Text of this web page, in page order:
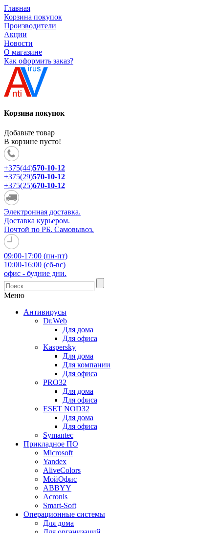
Главная
Корзина покупок
Производители
Акции
Новости
О магазине
Как оформить заказ?
Корзина покупок
Добавьте товар
В корзине пусто!
+375(44)570-10-12
+375(29)570-10-12
+375(25)670-10-12
Электронная доставка.
Доставка курьером.
Почтой по РБ. Самовывоз.
09:00-17:00 (пн-пт)
10:00-16:00 (сб-вс)
офис - будние дни.
Меню
Антивирусы
Dr.Web
Для дома
Для офиса
Kaspersky
Для дома
Для компании
Для офиса
PRO32
Для дома
Для офиса
ESET NOD32
Для дома
Для офиса
Symantec
Прикладное ПО
Microsoft
Yandex
AliveColors
МойОфис
ABBYY
Acronis
Smart-Soft
Операционные системы
Для дома